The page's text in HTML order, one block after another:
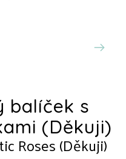
balíček s
(Děkuji)
Roses (Děkuji)